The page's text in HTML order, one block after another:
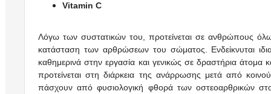
Vitamin C
Λόγω των συστατικών του, προτείνεται σε ανθρώπους
κατάσταση των αρθρώσεων του σώματος. Ενδείκνυται
καθημερινά στην εργασία και γενικώς σε δραστήρια
προτείνεται στη διάρκεια της ανάρρωσης μετά από
πάσχουν από φυσιολογική φθορά των οστεοαρθρικών